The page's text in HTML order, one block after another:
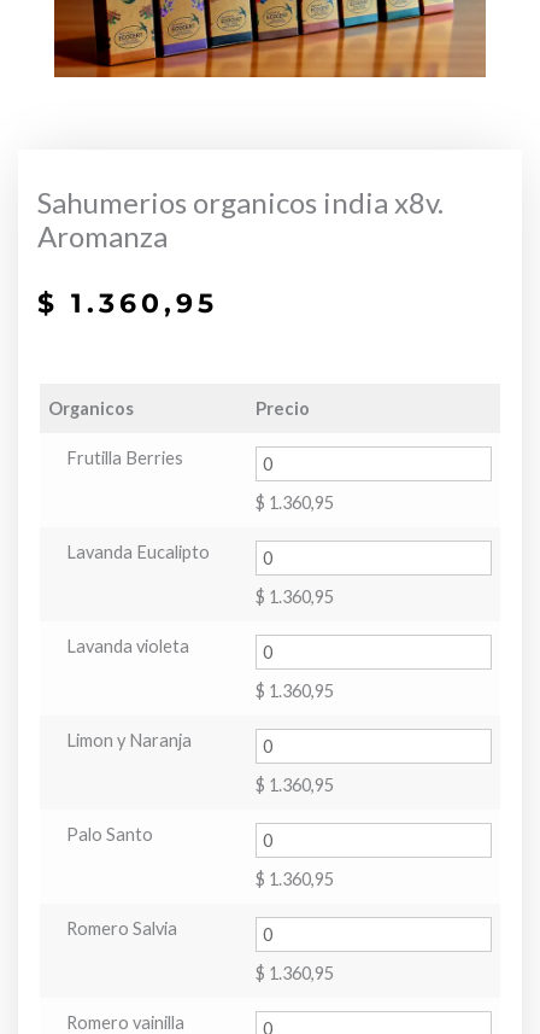
Sahumerios organicos india x8v.
Aromanza
$ 1.360,95
Organicos Precio
Frutilla Berries
$ 1.360,95
Lavanda Eucalipto
$ 1.360,95
Lavanda violeta
$ 1.360,95
Limon y Naranja
$ 1.360,95
Palo Santo
$ 1.360,95
Romero Salvia
$ 1.360,95
Romero vainilla